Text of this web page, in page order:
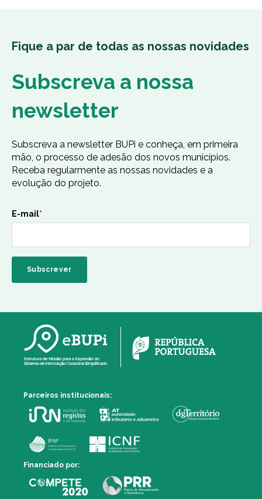
Fique a par de todas as nossas novidades
Subscreva a nossa
newsletter
Subscreva a newsletter BUPi e conheça, em primeira
mão, o processo de adesão dos novos municípios.
Receba regularmente as nossas novidades e a
evolução do projeto.
E-mail*
Parceiros institucionais:
Financiado por: